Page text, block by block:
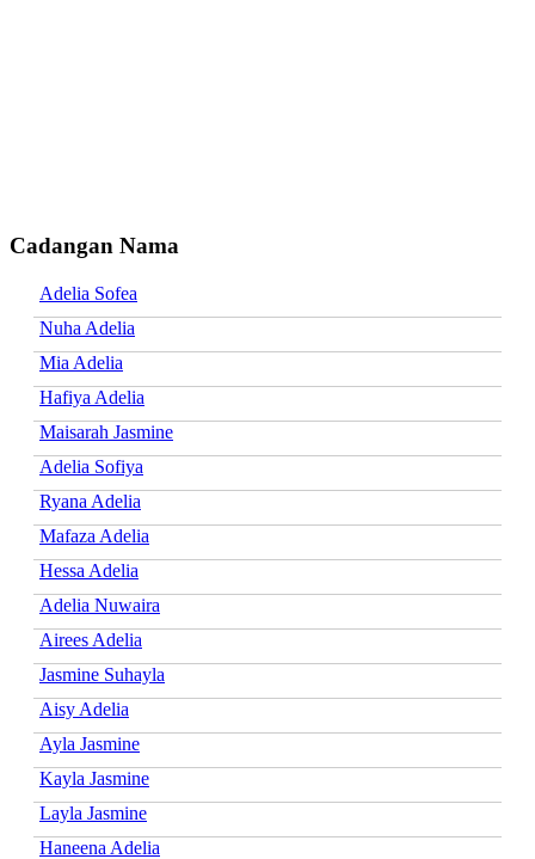
Cadangan Nama
Adelia Sofea
Nuha Adelia
Mia Adelia
Hafiya Adelia
Maisarah Jasmine
Adelia Sofiya
Ryana Adelia
Mafaza Adelia
Hessa Adelia
Adelia Nuwaira
Airees Adelia
Jasmine Suhayla
Aisy Adelia
Ayla Jasmine
Kayla Jasmine
Layla Jasmine
Haneena Adelia